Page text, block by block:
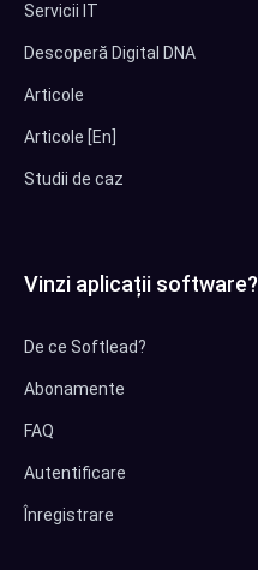
Servicii IT
Descoperă Digital DNA
Articole
Articole [En]
Studii de caz
Vinzi aplicații software?
De ce Softlead?
Abonamente
FAQ
Autentificare
Înregistrare